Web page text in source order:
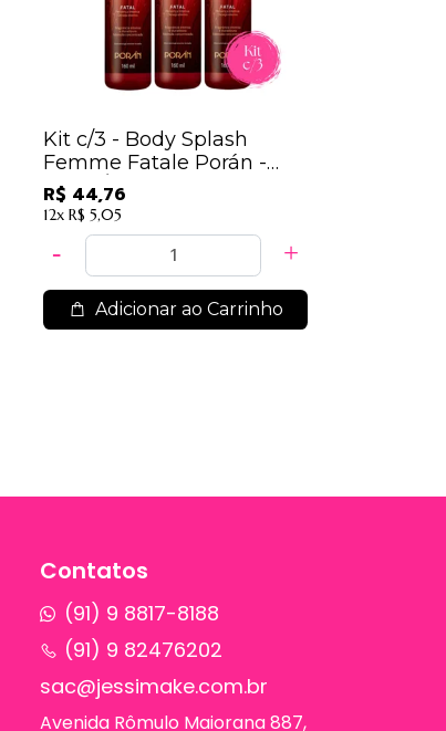
Kit c/3 - Body Splash
Femme Fatale Porán -
IRRESÍSTIVEL
R$ 44,76
12x R$ 5,05
Adicionar ao Carrinho
Contatos
(91) 9 8817-8188
(91) 9 82476202
sac@jessimake.com.br
Avenida Rômulo Maiorana 887,